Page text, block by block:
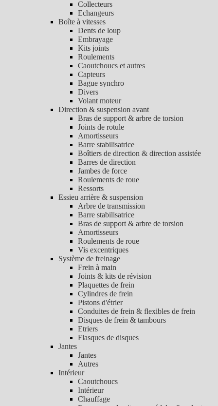
Collecteurs
Echangeurs
Boîte à vitesses
Dents de loup
Embrayage
Kits joints
Roulements
Caoutchoucs et autres
Capteurs
Bague synchro
Divers
Volant moteur
Direction & suspension avant
Bras de support & arbre de torsion
Joints de rotule
Amortisseurs
Barre stabilisatrice
Boîtiers de direction & direction assistée
Barres de direction
Jambes de force
Roulements de roue
Ressorts
Essieu arrière & suspension
Arbre de transmission
Barre stabilisatrice
Bras de support & arbre de torsion
Amortisseurs
Roulements de roue
Vis excentriques
Système de freinage
Frein à main
Joints & kits de révision
Plaquettes de frein
Cylindres de frein
Pistons d'étrier
Conduites de frein & flexibles de frein
Disques de frein & tambours
Etriers
Flasques de disques
Jantes
Jantes
Autres
Intérieur
Caoutchoucs
Intérieur
Chauffage